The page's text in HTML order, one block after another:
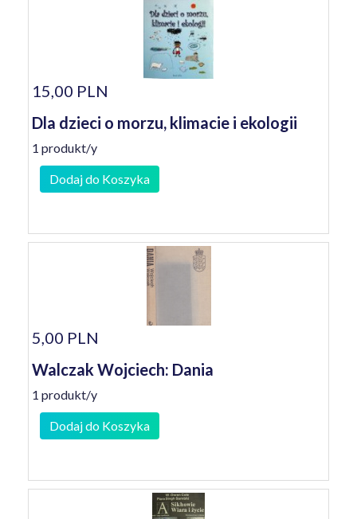
15,00 PLN
Dla dzieci o morzu, klimacie i ekologii
1 produkt/y
Dodaj do Koszyka
5,00 PLN
Walczak Wojciech: Dania
1 produkt/y
Dodaj do Koszyka